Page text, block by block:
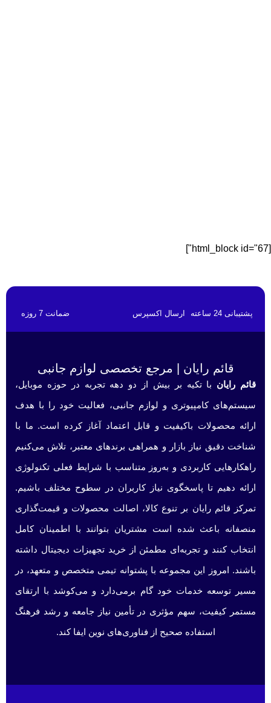
[html_block id="67"]
پشتیبانی 24 ساعته ارسال اکسپرس ضمانت 7 روزه
قائم رایان | مرجع تخصصی لوازم جانبی
قائم رایان با تکیه بر بیش از دو دهه تجربه در حوزه موبایل،
سیستم‌های کامپیوتری و لوازم جانبی، فعالیت خود را با هدف
ارائه محصولات باکیفیت و قابل اعتماد آغاز کرده است. ما با
شناخت دقیق نیاز بازار و همراهی برندهای معتبر، تلاش می‌کنیم
راهکارهایی کاربردی و به‌روز متناسب با شرایط فعلی تکنولوژی
ارائه دهیم تا پاسخگوی نیاز کاربران در سطوح مختلف باشیم.
تمرکز قائم رایان بر تنوع کالا، اصالت محصولات و قیمت‌گذاری
منصفانه باعث شده است مشتریان بتوانند با اطمینان کامل
انتخاب کنند و تجربه‌ای مطمئن از خرید تجهیزات دیجیتال داشته
باشند. امروز این مجموعه با پشتوانه تیمی متخصص و متعهد، در
مسیر توسعه خدمات خود گام برمی‌دارد و می‌کوشد با ارتقای
مستمر کیفیت، سهم مؤثری در تأمین نیاز جامعه و رشد فرهنگ
استفاده صحیح از فناوری‌های نوین ایفا کند.